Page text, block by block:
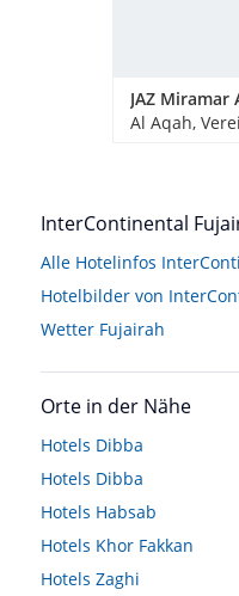
InterContinental
Alle Hotelinfos
Hotelbilder von
Wetter Fujairah
Orte in der Nähe
Hotels Dibba
Hotels Dibba
Hotels Habsab
Hotels Khor Fakkan
Hotels Zaghi